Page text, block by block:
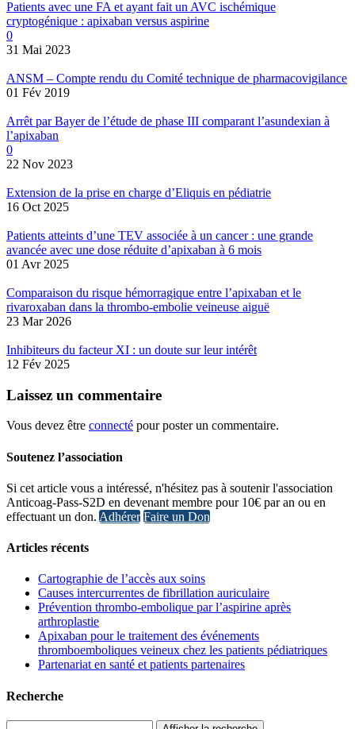
Patients avec une FA et ayant fait un AVC ischémique
cryptogénique : apixaban versus aspirine
0
31 Mai 2023
ANSM – Compte rendu du Comité technique de pharmacovigilance
01 Fév 2019
Arrêt par Bayer de l’étude de phase III comparant l’asundexian à
l’apixaban
0
22 Nov 2023
Extension de la prise en charge d’Eliquis en pédiatrie
16 Oct 2025
Patients atteints d’une TEV associée à un cancer : une grande
avancée avec une dose réduite d’apixaban à 6 mois
01 Avr 2025
Comparaison du risque hémorragique entre l’apixaban et le
rivaroxaban dans la thrombo-embolie veineuse aiguë
23 Mar 2026
Inhibiteurs du facteur XI : un doute sur leur intérêt
12 Fév 2025
Laissez un commentaire
Vous devez être connecté pour poster un commentaire.
Soutenez l’association
Si cet article vous a intéressé, n'hésitez pas à soutenir l'association
Anticoag-Pass-S2D en devenant membre pour 10€ par an ou en
effectuant un don. Adhérer Faire un Don
Articles récents
Cartographie de l’accès aux soins
Causes intercurrentes de fibrillation auriculaire
Prévention thrombo-embolique par l’aspirine après
arthroplastie
Apixaban pour le traitement des événements
thromboemboliques veineux chez les patients pédiatriques
Partenariat en santé et patients partenaires
Recherche